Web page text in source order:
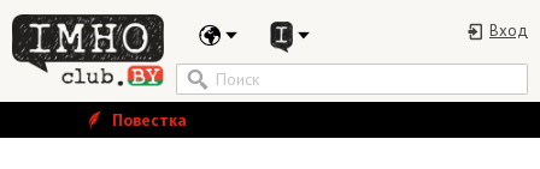
Вход
Повестка